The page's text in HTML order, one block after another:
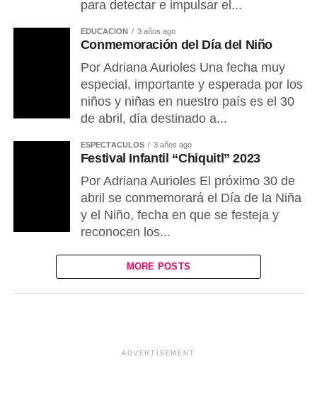
para detectar e impulsar el...
EDUCACIÓN 3 años ago
Conmemoración del Día del Niño
Por Adriana Aurioles Una fecha muy
especial, importante y esperada por los
niños y niñas en nuestro país es el 30
de abril, día destinado a...
ESPECTÁCULOS 3 años ago
Festival Infantil “Chiquitl” 2023
Por Adriana Aurioles El próximo 30 de
abril se conmemorará el Día de la Niña
y el Niño, fecha en que se festeja y
reconocen los...
MORE POSTS
ADVERTISEMENT